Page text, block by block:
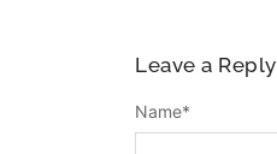
Leave a Reply
Name*